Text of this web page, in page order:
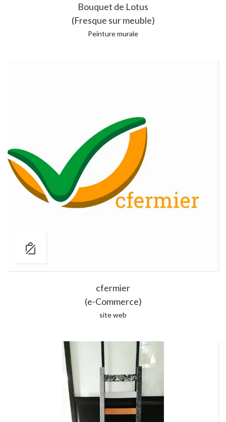
Bouquet de Lotus
(Fresque sur meuble)
Peinture murale
cfermier
(e-Commerce)
site web